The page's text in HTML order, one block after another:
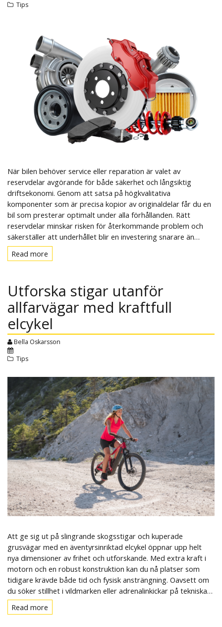
Tips
När bilen behöver service eller reparation är valet av
reservdelar avgörande för både säkerhet och långsiktig
driftsekonomi. Genom att satsa på högkvalitativa
komponenter som är precisa kopior av originaldelar får du en
bil som presterar optimalt under alla förhållanden. Rätt
reservdelar minskar risken för återkommande problem och
säkerställer att underhållet blir en investering snarare än…
Read more
more
Utforska stigar utanför
allfarvägar med kraftfull
elcykel
Bella Oskarsson
Tips
Att ge sig ut på slingrande skogsstigar och kuperade
grusvägar med en äventyrsinriktad elcykel öppnar upp helt
nya dimensioner av frihet och utforskande. Med extra kraft i
motorn och en robust konstruktion kan du nå platser som
tidigare krävde både tid och fysisk ansträngning. Oavsett om
du söker stillhet i vildmarken eller adrenalinkickar på tekniska…
Read more